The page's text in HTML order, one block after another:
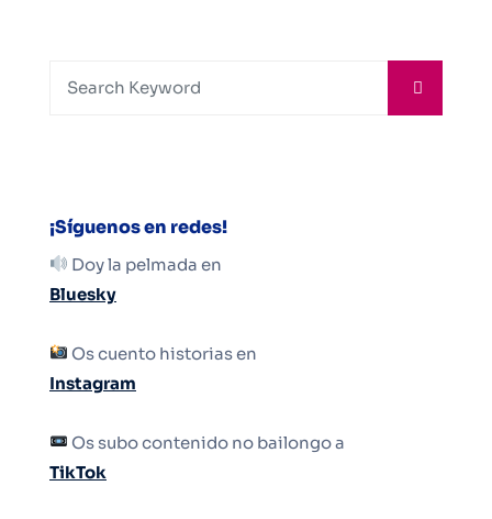
¡Síguenos en redes!
Doy la pelmada en
Bluesky
Os cuento historias en
Instagram
Os subo contenido no bailongo a
TikTok